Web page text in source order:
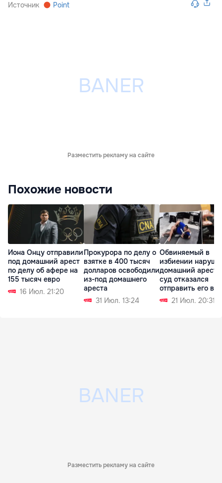
Источник Point
Разместить рекламу на сайте
Похожие новости
Иона Онцу отправили
под домашний арест
по делу об афере на
155 тысяч евро
16 Июл. 21:20
Прокурора по делу о
взятке в 400 тысяч
долларов освободили
из-под домашнего
ареста
31 Июл. 13:24
Обвиняемый в
избиении
домашний арест,
суд отказался
отправить его в
СИЗО21 Июл. 20:31
Разместить рекламу на сайте